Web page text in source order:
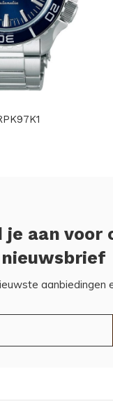
je aan voor
nieuwsbrief
aanbiedingen